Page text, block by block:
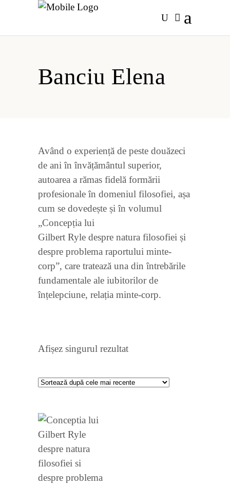
Banciu Elena
Având o experiență de peste douăzeci
de ani în învățământul superior,
autoarea a rămas fidelă formării
profesionale în domeniul filosofiei, așa
cum se dovedește și în volumul
„Concepția lui
Gilbert Ryle despre natura filosofiei și
despre problema raportului minte-
corp”, care tratează una din întrebările
fundamentale ale iubitorilor de
înțelepciune, relația minte-corp.
Afișez singurul rezultat
VEZI
DETALII